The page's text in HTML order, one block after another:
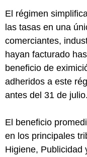
El régimen
las tasas en una
comerciantes,
hayan facturado
beneficio de
adheridos a este
antes del 31 de julio.
El beneficio
en los principales
Higiene, Publicidad